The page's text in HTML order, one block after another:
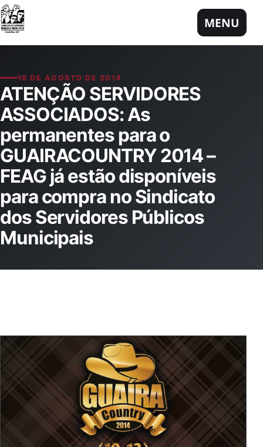
Pular para o conteúdo
MENU
19 DE AGOSTO DE 2014
ATENÇÃO SERVIDORES
ASSOCIADOS: As
permanentes para o
GUAIRACOUNTRY 2014 –
FEAG já estão disponíveis
para compra no Sindicato
dos Servidores Públicos
Municipais